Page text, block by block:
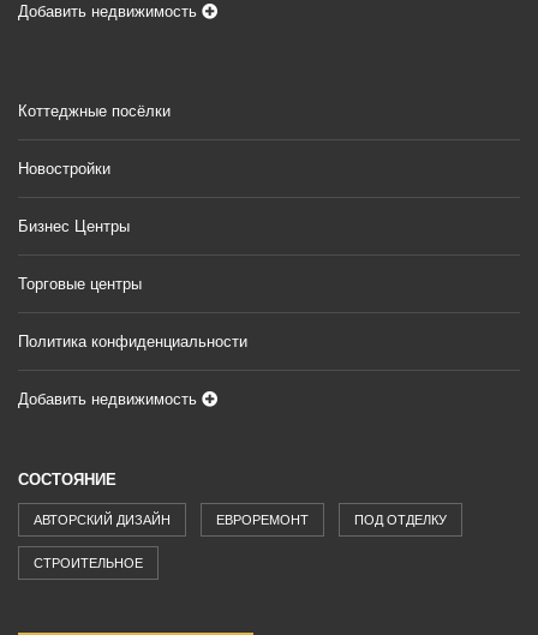
Добавить недвижимость
Коттеджные посёлки
Новостройки
Бизнес Центры
Торговые центры
Политика конфиденциальности
Добавить недвижимость
СОСТОЯНИЕ
АВТОРСКИЙ ДИЗАЙН ЕВРОРЕМОНТ ПОД ОТДЕЛКУ
СТРОИТЕЛЬНОЕ